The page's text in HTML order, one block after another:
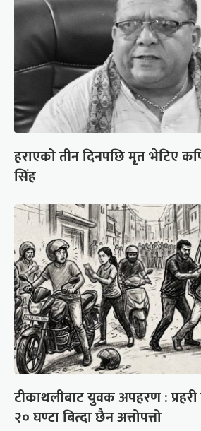
हराएको तीन दिनपछि मृत भेटिए
सिंह
टीकाथलीबाट युवक अपहरण :
२० घण्टा बित्दा छैन अत्तोपत्तो